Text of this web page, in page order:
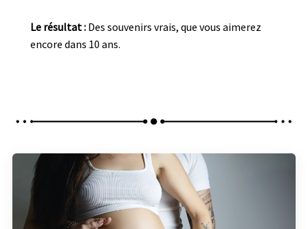
Le résultat : Des souvenirs vrais, que vous aimerez
encore dans 10 ans.